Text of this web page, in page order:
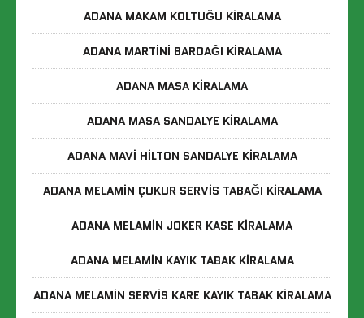
ADANA MAKAM KOLTUĞU KIRALAMA
ADANA MARTINI BARDAĞI KIRALAMA
ADANA MASA KIRALAMA
ADANA MASA SANDALYE KIRALAMA
ADANA MAVI HILTON SANDALYE KIRALAMA
ADANA MELAMIN ÇUKUR SERVIS TABAĞI KIRALAMA
ADANA MELAMIN JOKER KASE KIRALAMA
ADANA MELAMIN KAYIK TABAK KIRALAMA
ADANA MELAMIN SERVIS KARE KAYIK TABAK KIRALAMA